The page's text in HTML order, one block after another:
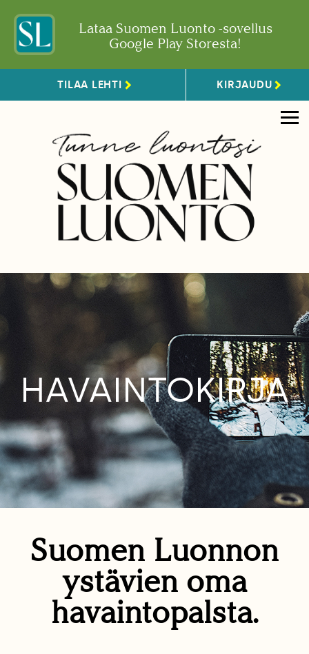
Lataa Suomen Luonto -sovellus
Google Play Storesta!
TILAA LEHTI KIRJAUDU
HAVAINTOKIRJA
Suomen Luonnon
ystävien oma
havaintopalsta.